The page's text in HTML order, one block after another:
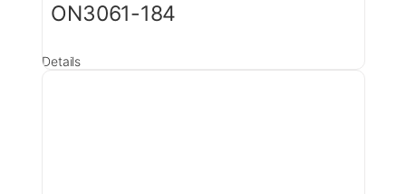
ON3061-184
Details